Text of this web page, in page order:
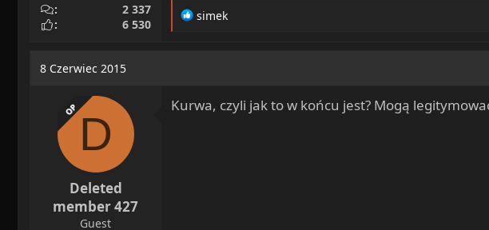
2 337
6 530
R
o
simek
8 Czerwiec 2015
OP D
Deleted
member 427
Guest
Kurwa, czyli jak to w końcu jest? Mogą